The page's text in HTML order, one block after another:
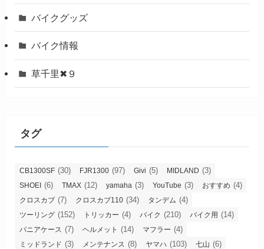
バイクグッズ
バイク情報
草千里✖９
タグ
CB1300SF (30) FJR1300 (97) Givi (5) MIDLAND (3)
SHOEI (6) TMAX (12) yamaha (3) YouTube (3) おすすめ (4)
クロスカブ (7) クロスカブ110 (34) タンデム (4)
ツーリング (152) トリッカー (4) バイク (210) バイク用 (14)
パニアケース (7) ヘルメット (14) マフラー (4)
ミッドランド (3) メンテナンス (8) ヤマハ (103) 七山 (6)